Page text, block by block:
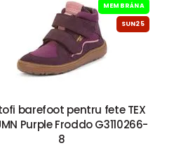
MEMBRÁNA
SUN25
barefoot pentru fete TEX
Purple Froddo G3110266-
8